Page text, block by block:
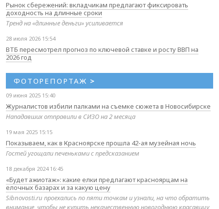
Рынок сбережений: вкладчикам предлагают фиксировать
доходность на длинные сроки
Тренд на «длинные деньги» усиливается
28 июля 2026 15:54
ВТБ пересмотрел прогноз по ключевой ставке и росту ВВП на
2026 год
ФОТОРЕПОРТАЖ >
09 июня 2025 15:40
Журналистов избили палками на съемке сюжета в Новосибирске
Нападавших отправили в СИЗО на 2 месяца
19 мая 2025 15:15
Показываем, как в Красноярске прошла 42-ая музейная ночь
Гостей угощали печеньками с предсказанием
18 декабря 2024 16:45
«Будет ажиотаж»: какие елки предлагают красноярцам на
елочных базарах и за какую цену
Sibnovosti.ru проехались по пяти точкам и узнали, на что обратить
внимание, чтобы не купить некачественную новогоднюю красавицу